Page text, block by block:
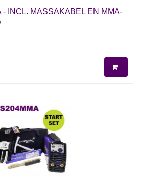
- INCL. MASSAKABEL EN MMA-